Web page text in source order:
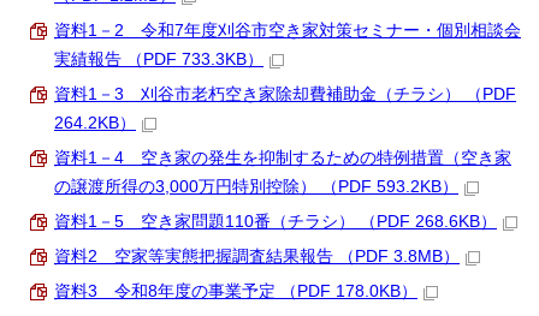
資料1－2 令和7年度刈谷市空き家対策セミナー・個別相談会
実績報告 （PDF 733.3KB）
資料1－3 刈谷市老朽空き家除却費補助金（チラシ） （PDF
264.2KB）
資料1－4 空き家の発生を抑制するための特例措置（空き家
の譲渡所得の3,000万円特別控除） （PDF 593.2KB）
資料1－5 空き家問題110番（チラシ） （PDF 268.6KB）
資料2 空家等実態把握調査結果報告 （PDF 3.8MB）
資料3 令和8年度の事業予定 （PDF 178.0KB）